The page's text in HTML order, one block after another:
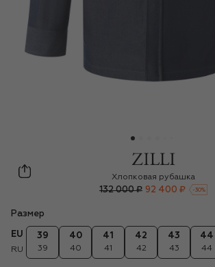
Zilli
Хлопковая рубашка
132 000 ₽ 92 400 ₽ -30%
Размер
EU
RU
39
39
40
40
41
41
42
42
43
43
44
44